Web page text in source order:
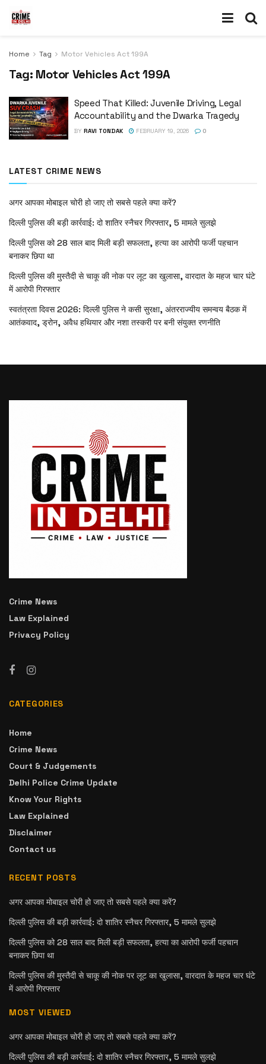
Home Tag Motor Vehicles Act 199A
Tag: Motor Vehicles Act 199A
Speed That Killed: Juvenile Driving, Legal
Accountability and the Dwarka Tragedy
BY RAVI TONDAK FEBRUARY 19, 2026 0
LATEST CRIME NEWS
अगर आपका मोबाइल चोरी हो जाए तो सबसे पहले क्या करें?
दिल्ली पुलिस की बड़ी कार्रवाई: दो शातिर स्नैचर गिरफ्तार, 5 मामले सुलझे
दिल्ली पुलिस को 28 साल बाद मिली बड़ी सफलता, हत्या का आरोपी फर्जी पहचान
बनाकर छिपा था
दिल्ली पुलिस की मुस्तैदी से चाकू की नोक पर लूट का खुलासा, वारदात के महज चार घंटे
में आरोपी गिरफ्तार
स्वतंत्रता दिवस 2026: दिल्ली पुलिस ने कसी सुरक्षा, अंतरराज्यीय समन्वय बैठक में
आतंकवाद, ड्रोन, अवैध हथियार और नशा तस्करी पर बनी संयुक्त रणनीति
Crime News
Law Explained
Privacy Policy
CATEGORIES
Home
Crime News
Court & Judgements
Delhi Police Crime Update
Know Your Rights
Law Explained
Disclaimer
Contact us
RECENT POSTS
अगर आपका मोबाइल चोरी हो जाए तो सबसे पहले क्या करें?
दिल्ली पुलिस की बड़ी कार्रवाई: दो शातिर स्नैचर गिरफ्तार, 5 मामले सुलझे
दिल्ली पुलिस को 28 साल बाद मिली बड़ी सफलता, हत्या का आरोपी फर्जी पहचान
बनाकर छिपा था
दिल्ली पुलिस की मुस्तैदी से चाकू की नोक पर लूट का खुलासा, वारदात के महज चार घंटे
में आरोपी गिरफ्तार
MOST VIEWED
अगर आपका मोबाइल चोरी हो जाए तो सबसे पहले क्या करें?
दिल्ली पुलिस की बड़ी कार्रवाई: दो शातिर स्नैचर गिरफ्तार, 5 मामले सुलझे